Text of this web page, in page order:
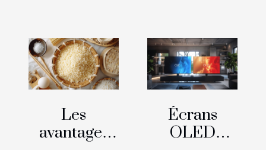
Les
avantages
Écrans
OLED